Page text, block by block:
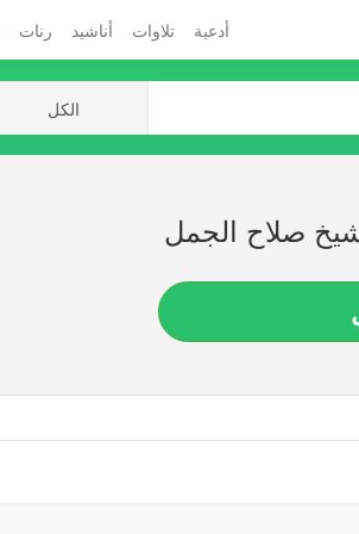
أدعية تلاوات أناشيد رنات
صلاح الجمل